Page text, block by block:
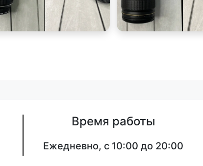
Время работы
Ежедневно, с 10:00 до 20:00